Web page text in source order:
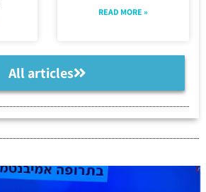
READ MORE »
All articles